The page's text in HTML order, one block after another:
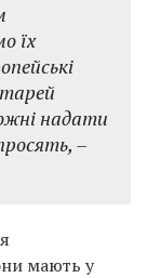
їх
надати
–
мають у